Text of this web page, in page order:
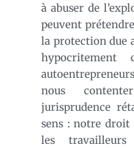
à abuser de
peuvent
la protection due
hypocritement
nous
jurisprudence
sens : notre
les